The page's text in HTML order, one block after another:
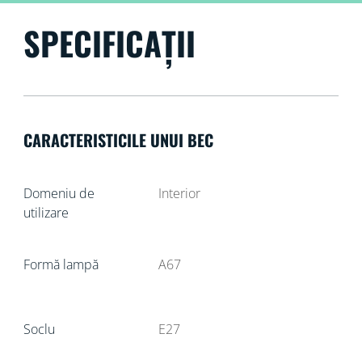
SPECIFICAȚII
CARACTERISTICILE UNUI BEC
Domeniu de
utilizare
Interior
Formă lampă A67
Soclu E27